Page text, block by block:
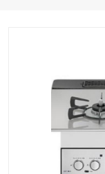
快递清关
家用电器报关
国际灯具清关